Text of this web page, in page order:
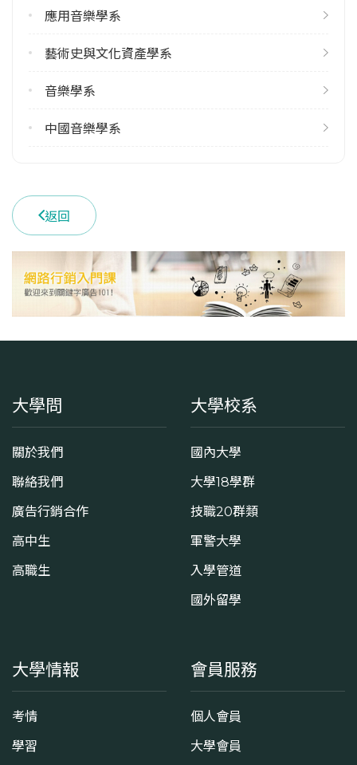
臺南市官田區大崎里66號
應用音樂學系
藝術史與文化資產學系
音樂學系
中國音樂學系
返回
大學問
關於我們
聯絡我們
廣告行銷合作
高中生
高職生
大學校系
國內大學
大學18學群
技職20群類
軍警大學
入學管道
國外留學
大學情報
考情
學習
會員服務
個人會員
大學會員